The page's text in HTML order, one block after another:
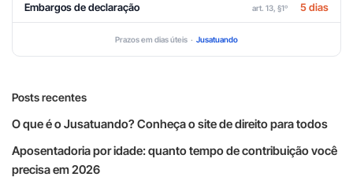
Embargos de declaração art. 13, §1º 5 dias
Prazos em dias úteis · Jusatuando
Posts recentes
O que é o Jusatuando? Conheça o site de direito para todos
Aposentadoria por idade: quanto tempo de contribuição você
precisa em 2026